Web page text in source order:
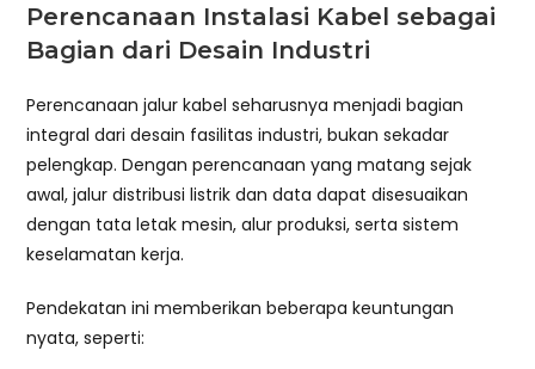
Perencanaan Instalasi Kabel sebagai
Bagian dari Desain Industri
Perencanaan jalur kabel seharusnya menjadi bagian
integral dari desain fasilitas industri, bukan sekadar
pelengkap. Dengan perencanaan yang matang sejak
awal, jalur distribusi listrik dan data dapat disesuaikan
dengan tata letak mesin, alur produksi, serta sistem
keselamatan kerja.
Pendekatan ini memberikan beberapa keuntungan
nyata, seperti: